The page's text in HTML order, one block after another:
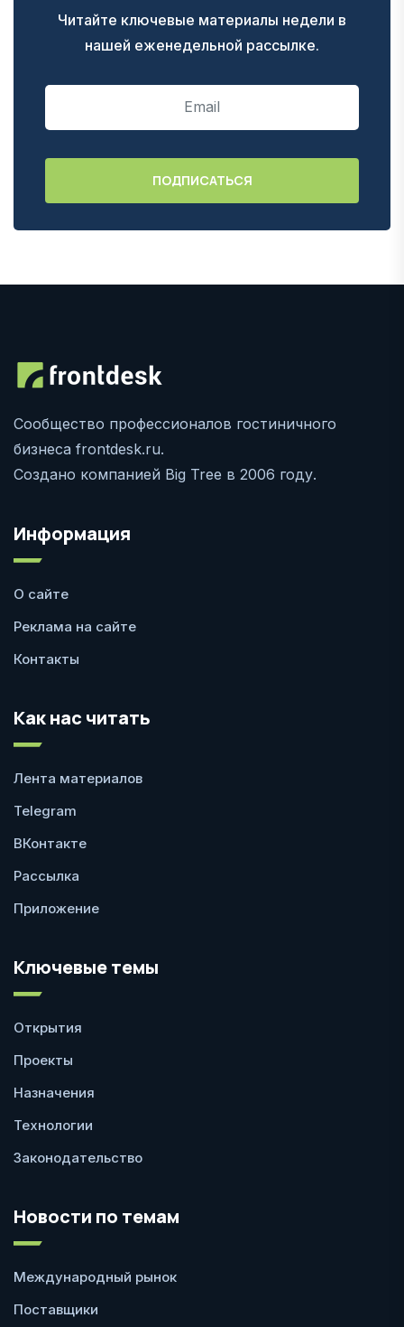
Читайте ключевые материалы недели в
нашей еженедельной рассылке.
Сообщество профессионалов гостиничного
бизнеса frontdesk.ru.
Создано компанией Big Tree в 2006 году.
Информация
О сайте
Реклама на сайте
Контакты
Как нас читать
Лента материалов
Telegram
ВКонтакте
Рассылка
Приложение
Ключевые темы
Открытия
Проекты
Назначения
Технологии
Законодательство
Новости по темам
Международный рынок
Поставщики